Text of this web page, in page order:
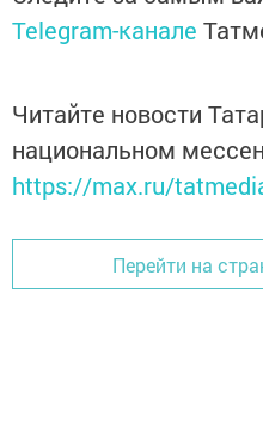
Telegram-канале
Читайте новости
национальном
https://max.ru/
Перейти на